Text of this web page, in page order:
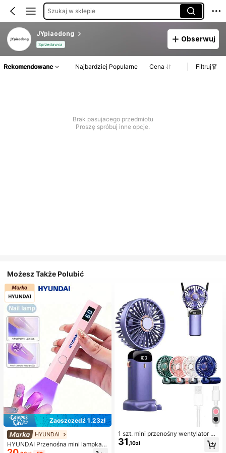
Szukaj w sklepie
JYpiaodong
Sprzedawca
Obserwuj
Rekomendowane Najbardziej Popularne Cena Filtruj
Brak pasujacego przedmiotu
Proszę spróbuj inne opcje.
Możesz Także Polubić
Zaoszczędź 1,23zł
HYUNDAI
HYUNDAI Przenośna mini lampka d
o suszenia paznokci, ładowalna, rę
1 szt. mini przenośny wentylator el
ektryczny na rękę, ładowany przez
USB, wieszany na szyi, 5 ustawień
31 ,10zł